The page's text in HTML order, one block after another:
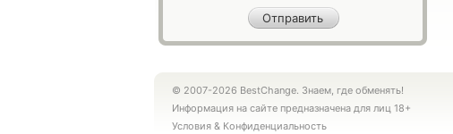
© 2007-2026 BestChange. Знаем, где обменять!
Информация на сайте предназначена для лиц 18+
Условия & Конфиденциальность